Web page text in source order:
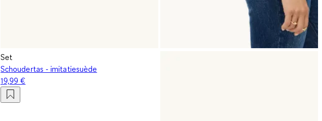
Set
Schoudertas - imitatiesuède
19,99 €